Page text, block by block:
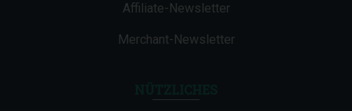
Affiliate-Newsletter
Merchant-Newsletter